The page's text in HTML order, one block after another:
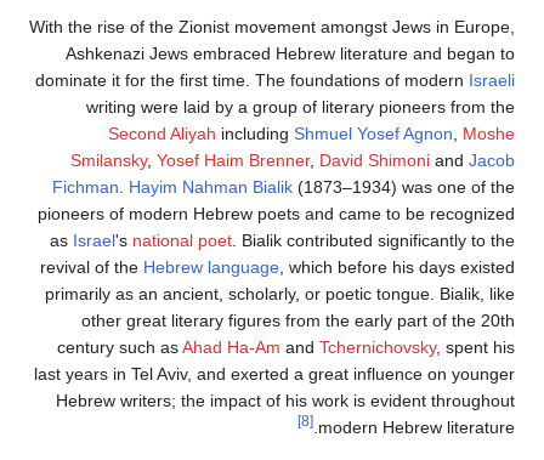
With the rise of the Zionist movement amongst Jews in Europe,
Ashkenazi Jews embraced Hebrew literature and began to
dominate it for the first time. The foundations of modern Israeli
writing were laid by a group of literary pioneers from the
Second Aliyah including Shmuel Yosef Agnon
Moshe
Smilansky, Yosef Haim Brenner, David Shimoni and Jacob
Fichman
Hayim Nahman Bialik (1873–1934) was one of the
pioneers of modern Hebrew poets and came to be recognized
as Israel's national poet . Bialik contributed significantly to the
revival of the Hebrew language , which before his days existed
primarily as an ancient, scholarly, or poetic tongue. Bialik, like
other great literary figures from the early part of the 20th
century such asAhad Ha-Am and Tchernichovsky, spent his
last years in Tel Aviv, and exerted a great influence on younger
Hebrew writers; the impact of his work is evident throughout
modern Hebrew literature.
[8]